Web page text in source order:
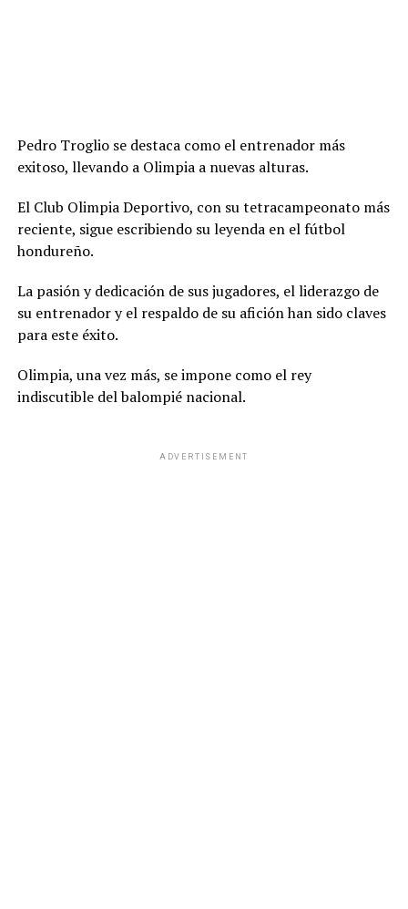
Pedro Troglio se destaca como el entrenador más
exitoso, llevando a Olimpia a nuevas alturas.
El Club Olimpia Deportivo, con su tetracampeonato más
reciente, sigue escribiendo su leyenda en el fútbol
hondureño.
La pasión y dedicación de sus jugadores, el liderazgo de
su entrenador y el respaldo de su afición han sido claves
para este éxito.
Olimpia, una vez más, se impone como el rey
indiscutible del balompié nacional.
ADVERTISEMENT